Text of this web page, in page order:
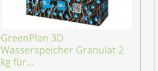
GreenPlan 3D
Wasserspeicher Granulat 2
kg für...